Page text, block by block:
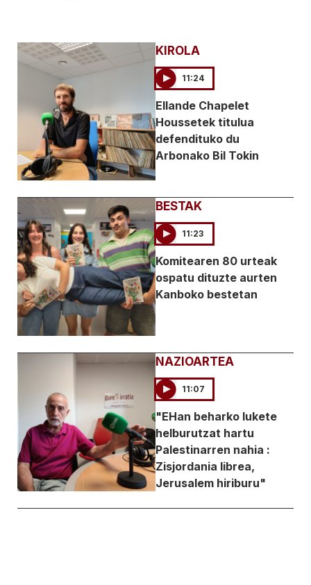
KIROLA
11:24
Ellande Chapelet
Houssetek titulua
defendituko du
Arbonako Bil Tokin
BESTAK
11:23
Komitearen 80 urteak
ospatu dituzte aurten
Kanboko bestetan
NAZIOARTEA
11:07
"EHan beharko lukete
helburutzat hartu
Palestinarren nahia :
Zisjordania librea,
Jerusalem hiriburu"